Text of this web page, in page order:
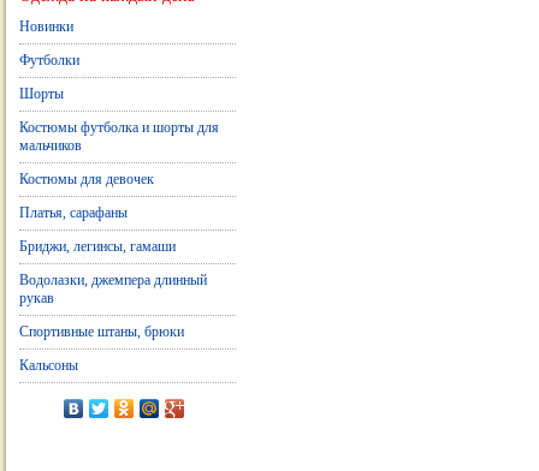
Новинки
Футболки
Шорты
Костюмы футболка и шорты для
мальчиков
Костюмы для девочек
Платья, сарафаны
Бриджи, легинсы, гамаши
Водолазки, джемпера длинный
рукав
Спортивные штаны, брюки
Кальсоны